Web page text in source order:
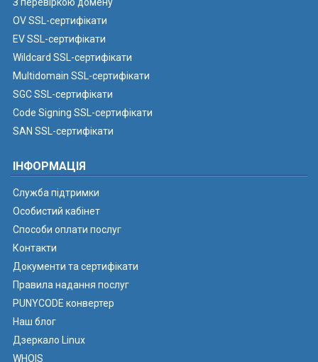
OV SSL-сертифікати
EV SSL-сертифікати
Wildcard SSL-сертифікати
Multidomain SSL-сертифікати
SGC SSL-сертифікати
Code Signing SSL-сертифікати
SAN SSL-сертифікати
ІНФОРМАЦІЯ
Служба підтримки
Особистий кабінет
Способи оплати послуг
Контакти
Документи та сертифікати
Правила надання послуг
PUNYCODE конвертер
Наш блог
Дзеркало Linux
WHOIS